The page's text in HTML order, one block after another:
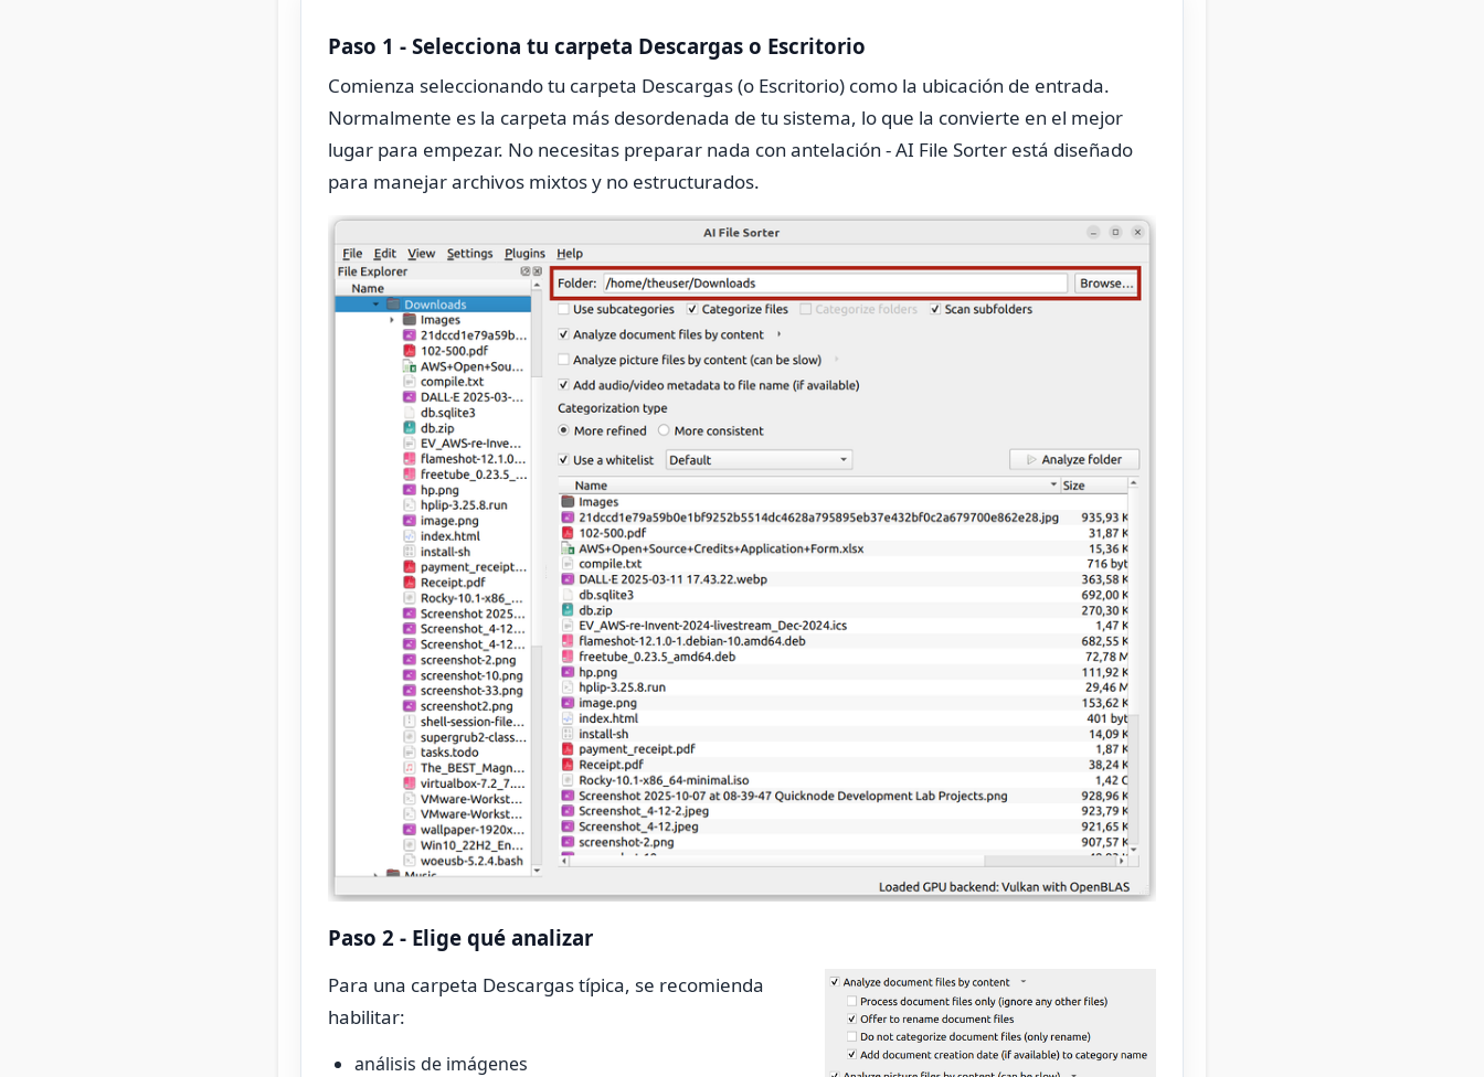
Paso 1 - Selecciona tu carpeta Descargas o Escritorio
Comienza seleccionando tu carpeta Descargas (o Escritorio) como la ubicación de entrada.
Normalmente es la carpeta más desordenada de tu sistema, lo que la convierte en el mejor
lugar para empezar. No necesitas preparar nada con antelación - AI File Sorter está diseñado
para manejar archivos mixtos y no estructurados.
Paso 2 - Elige qué analizar
Para una carpeta Descargas típica, se recomienda
habilitar:
análisis de imágenes